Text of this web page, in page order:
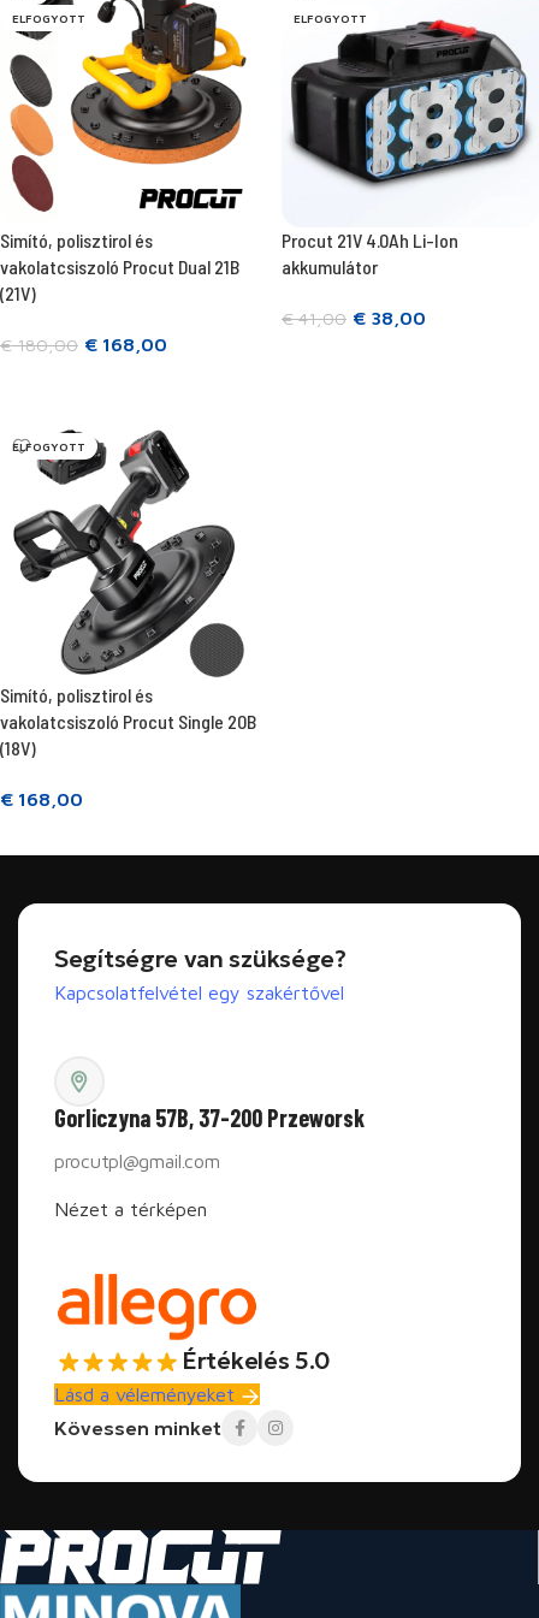
ELFOGYOTT
Simító, polisztirol és
vakolatcsiszoló Procut Dual 21B
(21V)
€180,00 € 168,00
ELFOGYOTT
Procut 21V 4.0Ah Li-Ion
akkumulátor
€41,00 € 38,00
ELFOGYOTT
Simító, polisztirol és
vakolatcsiszoló Procut Single 20B
(18V)
€ 168,00
Segítségre van szüksége?
Kapcsolatfelvétel egy szakértővel
Gorliczyna 57B, 37-200 Przeworsk
procutpl@gmail.com
Nézet a térképen
Értékelés 5.0
Lásd a véleményeket
Kövessen minket